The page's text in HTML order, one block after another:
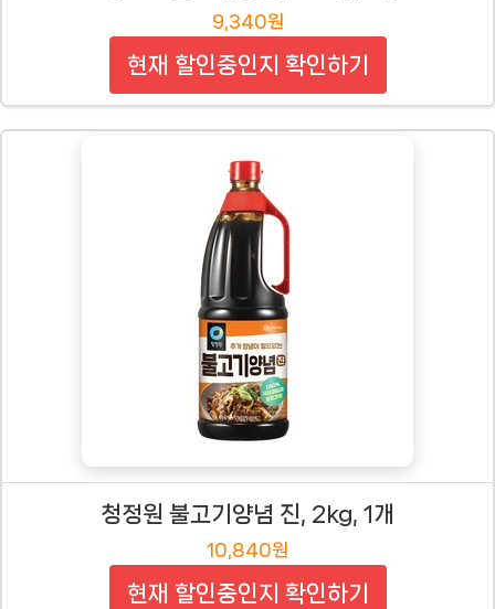
9,340원
현재 할인중인지 확인하기
청정원 불고기양념 진, 2kg, 1개
10,840원
현재 할인중인지 확인하기